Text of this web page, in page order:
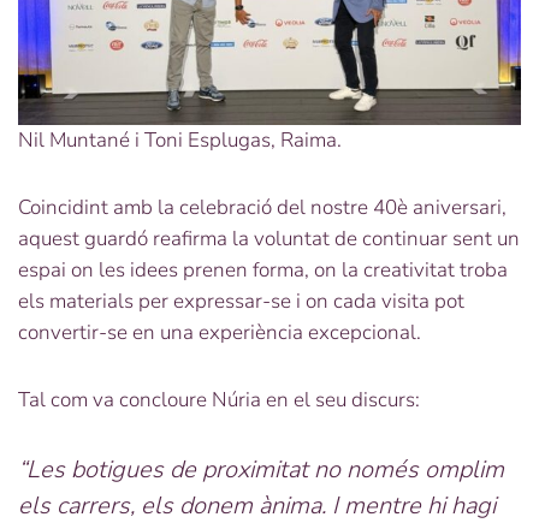
Nil Muntané i Toni Esplugas, Raima.
Coincidint amb la celebració del nostre 40è aniversari,
aquest guardó reafirma la voluntat de continuar sent un
espai on les idees prenen forma, on la creativitat troba
els materials per expressar-se i on cada visita pot
convertir-se en una experiència excepcional.
Tal com va concloure Núria en el seu discurs:
“Les botigues de proximitat no només omplim
els carrers, els donem ànima. I mentre hi hagi